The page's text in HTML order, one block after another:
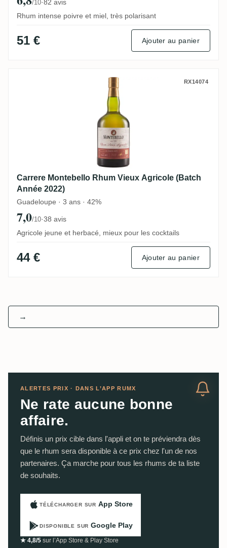
/10·82 avis
Rhum intense poivre et miel, très polarisant
51 € Ajouter au panier
Carrere Montebello Rhum Vieux Agricole
RX14074
Carrere Montebello Rhum Vieux Agricole (Batch
Année 2022)
Guadeloupe · 3 ans · 42%
7,0/10·38 avis
Agricole jeune et herbacé, mieux pour les cocktails
44 € Ajouter au panier
→
ALERTES PRIX · DANS L’APP RUMX
Ne rate aucune bonne
affaire.
Définis un prix cible dans l'appli et on te préviendra dès
que le rhum sera disponible à ce prix chez l'un de nos
partenaires. Ça marche pour tous les rhums de ta liste
de souhaits.
TÉLÉCHARGER SUR App Store
DISPONIBLE SUR Google Play
★ 4,8/5 sur l’App Store & Play Store